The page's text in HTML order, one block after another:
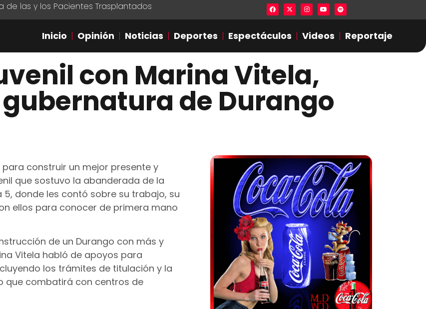
de las y los Pacientes Trasplantados Lista en excel expone presuntas
Inicio Opinión Noticias Deportes Espectáculos Videos Reportaje
con Marina Vitela,
de Durango
construir un mejor presente y
que sostuvo la abanderada de la
5, donde les contó sobre su trabajo, su
ellos para conocer de primera mano
de un Durango con más y
Vitela habló de apoyos para
los trámites de titulación y la
que combatirá con centros de